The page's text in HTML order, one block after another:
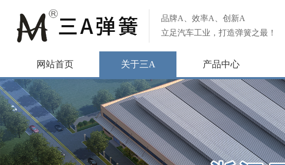
品牌A、效率A、创新A
立足汽车工业，打造弹簧之最！
网站首页 关于三A 产品中心